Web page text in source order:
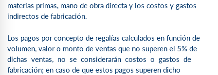
materias primas, mano de obra directa y los costos y gastos
indirectos de fabricación.
Los pagos por concepto de regalías calculados en función de
volumen, valor o monto de ventas que no superen el 5% de
dichas ventas, no se considerarán costos o gastos de
fabricación; en caso de que estos pagos superen dicho